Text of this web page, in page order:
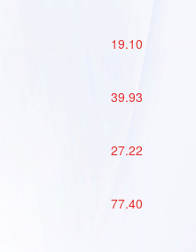
19.10
39.93
27.22
77.40